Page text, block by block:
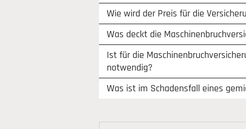
Wie wird der Preis für die
Was deckt die
Ist für die
notwendig?
Was ist im Schadensfall eines